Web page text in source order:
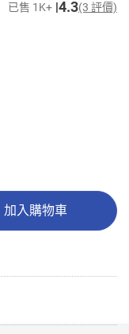
已售 1K+ 4.3(3 評價)
加入購物車